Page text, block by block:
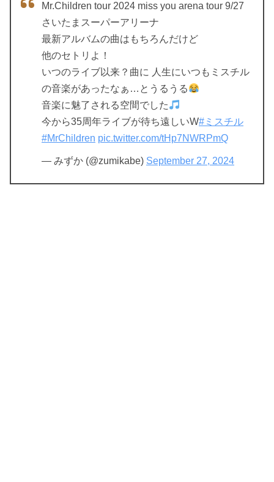
Mr.Children tour 2024 miss you arena tour 9/27
さいたまスーパーアリーナ
最新アルバムの曲はもちろんだけど
他のセトリよ！
いつのライブ以来？曲に 人生にいつもミスチル
の音楽があったなぁ…とうるうる
音楽に魅了される空間でした
今から35周年ライブが待ち遠しいW#ミスチル
#MrChildren pic.twitter.com/tHp7NWRPmQ
— みずか (@zumikabe) September 27, 2024